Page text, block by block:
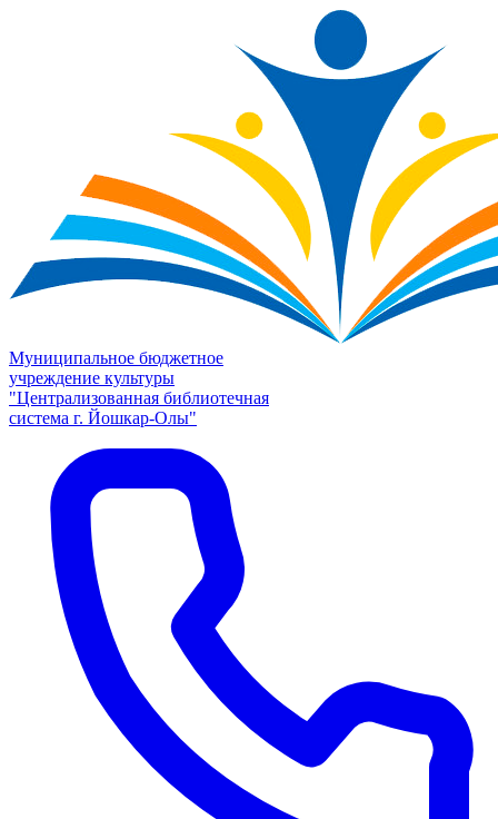
Муниципальное бюджетное
учреждение культуры
"Централизованная библиотечная
система г. Йошкар-Олы"